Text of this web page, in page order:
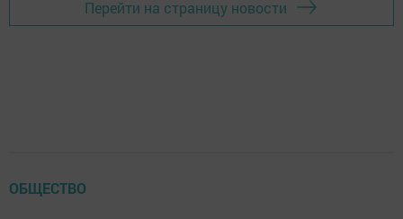
Перейти на страницу новости
ОБЩЕСТВО